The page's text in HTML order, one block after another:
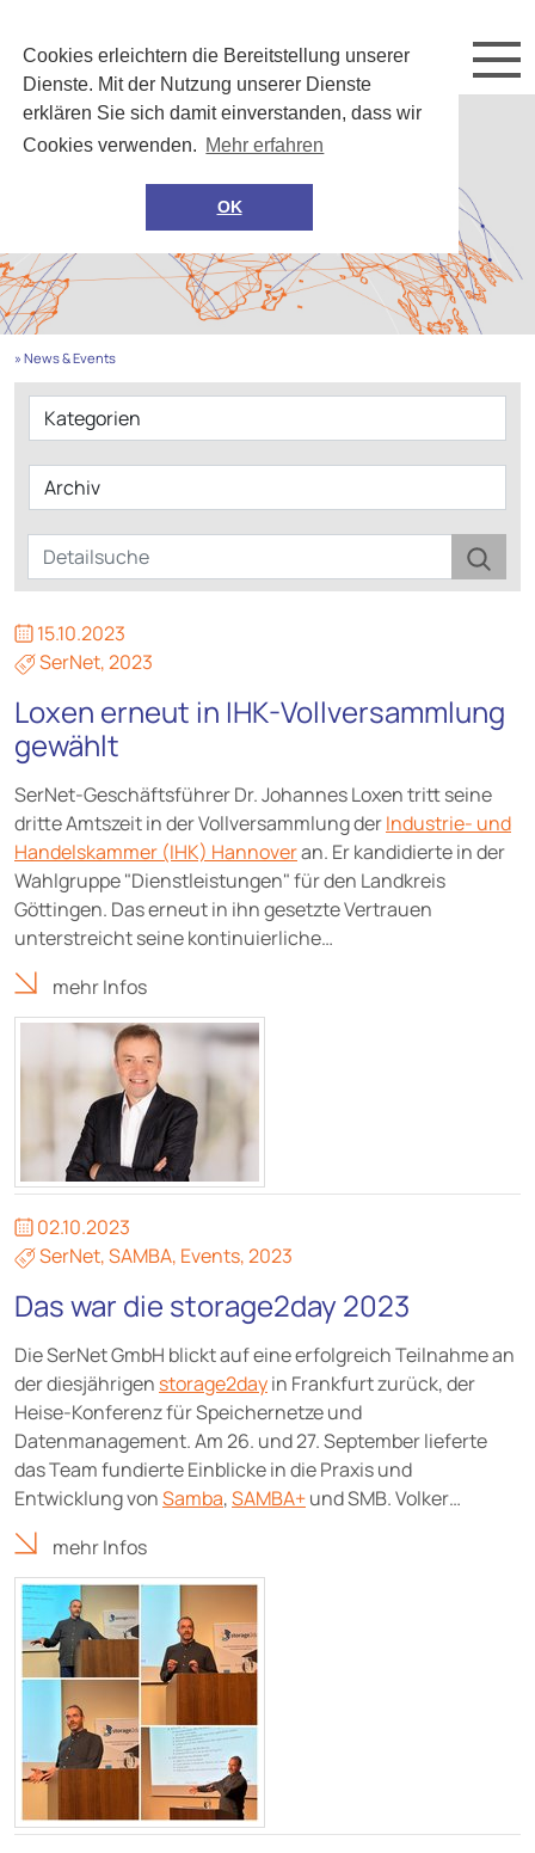
Cookies erleichtern die Bereitstellung unserer
Dienste. Mit der Nutzung unserer Dienste
erklären Sie sich damit einverstanden, dass wir
Cookies verwenden. Mehr erfahren
OK
» News & Events
15.10.2023
SerNet,2023
Loxen erneut in IHK-Vollversammlung
gewählt
SerNet-Geschäftsführer Dr. Johannes Loxen tritt seine
dritte Amtszeit in der Vollversammlung derIndustrie- und
Handelskammer (IHK) Hannoveran. Er kandidierte in der
Wahlgruppe "Dienstleistungen" für den Landkreis
Göttingen. Das erneut in ihn gesetzte Vertrauen
unterstreicht seine kontinuierliche…
mehr Infos
02.10.2023
SerNet,SAMBA, Events,2023
Das war die storage2day 2023
Die SerNet GmbH blickt auf eine erfolgreich Teilnahme an
der diesjährigen storage2dayin Frankfurt zurück, der
Heise-Konferenz für Speichernetze und
Datenmanagement. Am 26. und 27. September lieferte
das Team fundierte Einblicke in die Praxis und
Entwicklung vonSamba,SAMBA+und SMB. Volker…
mehr Infos